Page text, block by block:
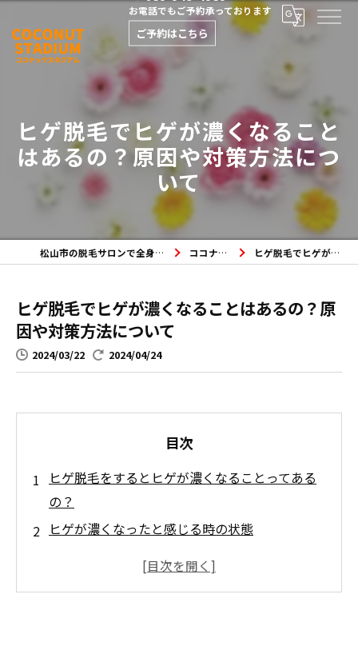
お電話でもご予約承っております
ご予約はこちら
ヒゲ脱毛でヒゲが濃くなること
はあるの？原因や対策方法につ
いて
松山市の脱毛サロンで全身脱毛・メンズ脱毛・フェイシャルエステならココナッツスタジアムへ ココナッツスタジアムのブログ ヒゲ脱毛でヒゲが濃くなることはあるの？原因や対策方法について
ヒゲ脱毛でヒゲが濃くなることはあるの？原
因や対策方法について
2024/03/22 2024/04/24
目次
ヒゲ脱毛をするとヒゲが濃くなることってある
の？
ヒゲが濃くなったと感じる時の状態
ヒゲ脱毛をしてヒゲが濃くなる原因は？